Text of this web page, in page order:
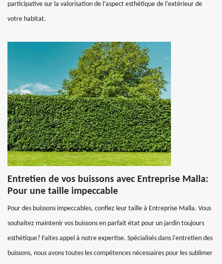
participative sur la valorisation de l’aspect esthétique de l’extérieur de
votre habitat.
Entretien de vos buissons avec Entreprise Malla:
Pour une taille impeccable
Pour des buissons impeccables, confiez leur taille à Entreprise Malla. Vous
souhaitez maintenir vos buissons en parfait état pour un jardin toujours
esthétique? Faites appel à notre expertise. Spécialisés dans l'entretien des
buissons, nous avons toutes les compétences nécessaires pour les sublimer